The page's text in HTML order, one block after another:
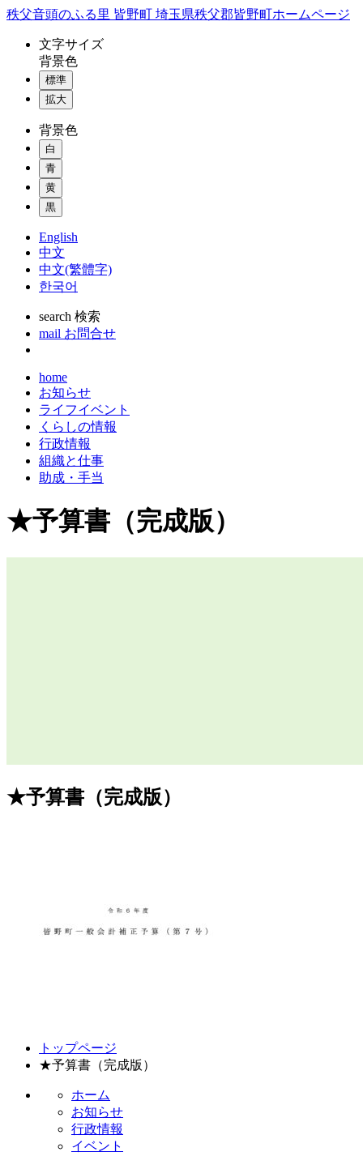
コ
秩父音頭のふる里 皆野町 埼玉県秩父郡皆野町ホームページ
文字サイズ
背景色
標準
拡大
背景色
白
青
黄
黒
English
中文
中文(繁體字)
한국어
search 検索
mail お問合せ
home
お知らせ
ライフイベント
くらしの情報
行政情報
組織と仕事
助成・手当
★予算書（完成版）
★予算書（完成版）
トップページ
★予算書（完成版）
ホーム
お知らせ
行政情報
イベント